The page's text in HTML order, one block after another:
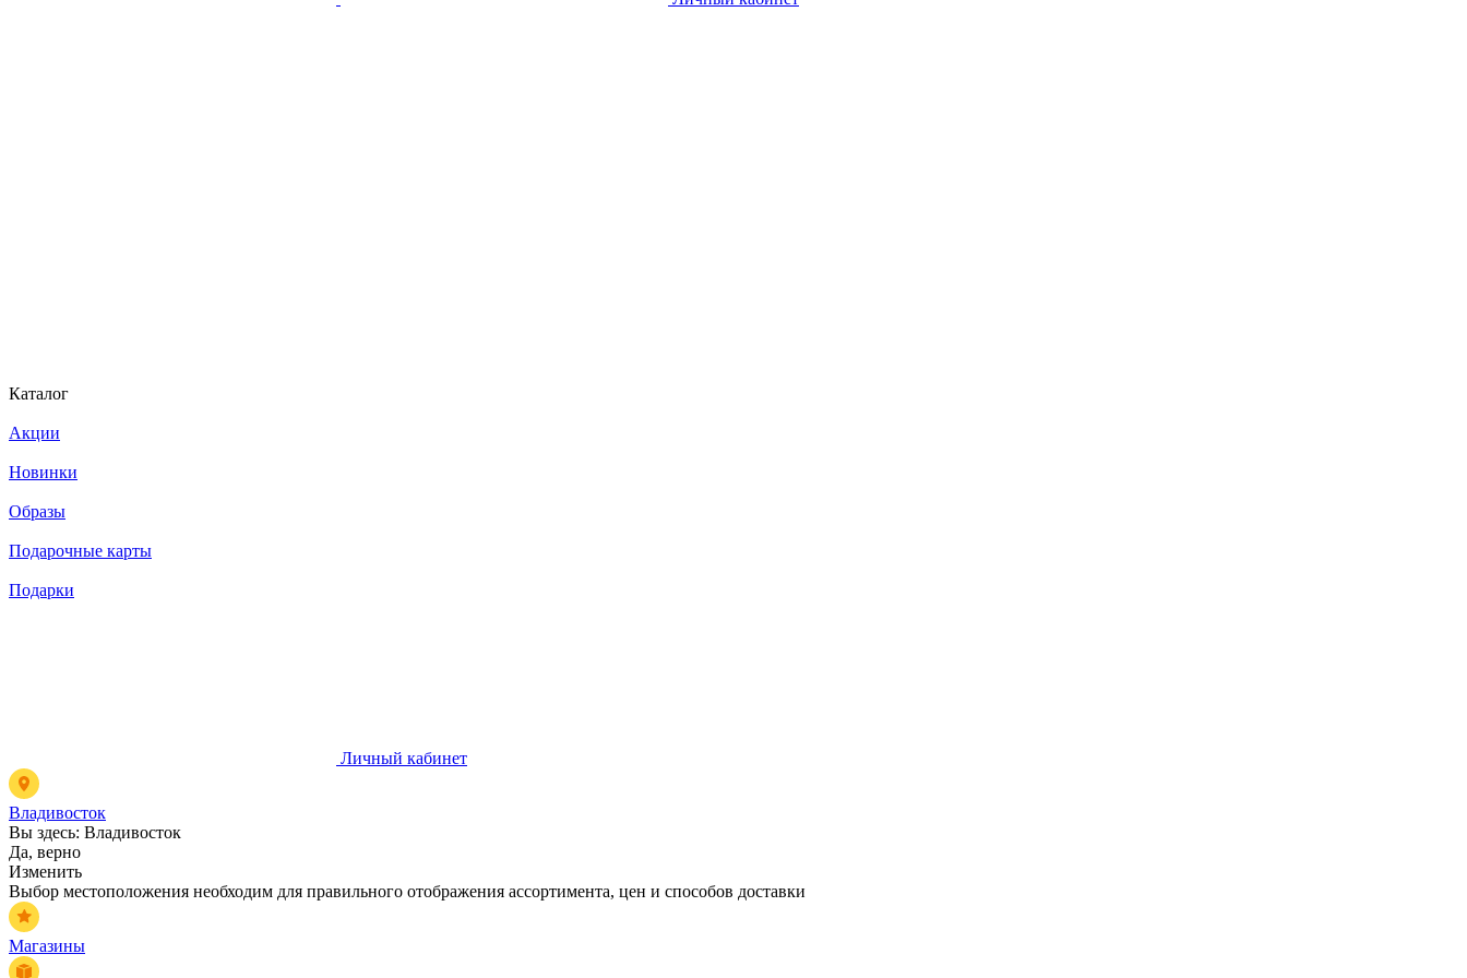
Каталог
Акции
Новинки
Образы
Подарочные карты
Подарки
Личный кабинет
Владивосток
Вы здесь: Владивосток
Да, верно
Изменить
Выбор местоположения необходим для правильного отображения ассортимента, цен и способов доставки
Магазины